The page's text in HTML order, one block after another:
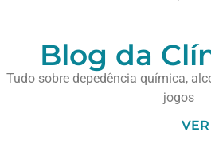
Blog da
Tudo sobre depedência química,
jogos